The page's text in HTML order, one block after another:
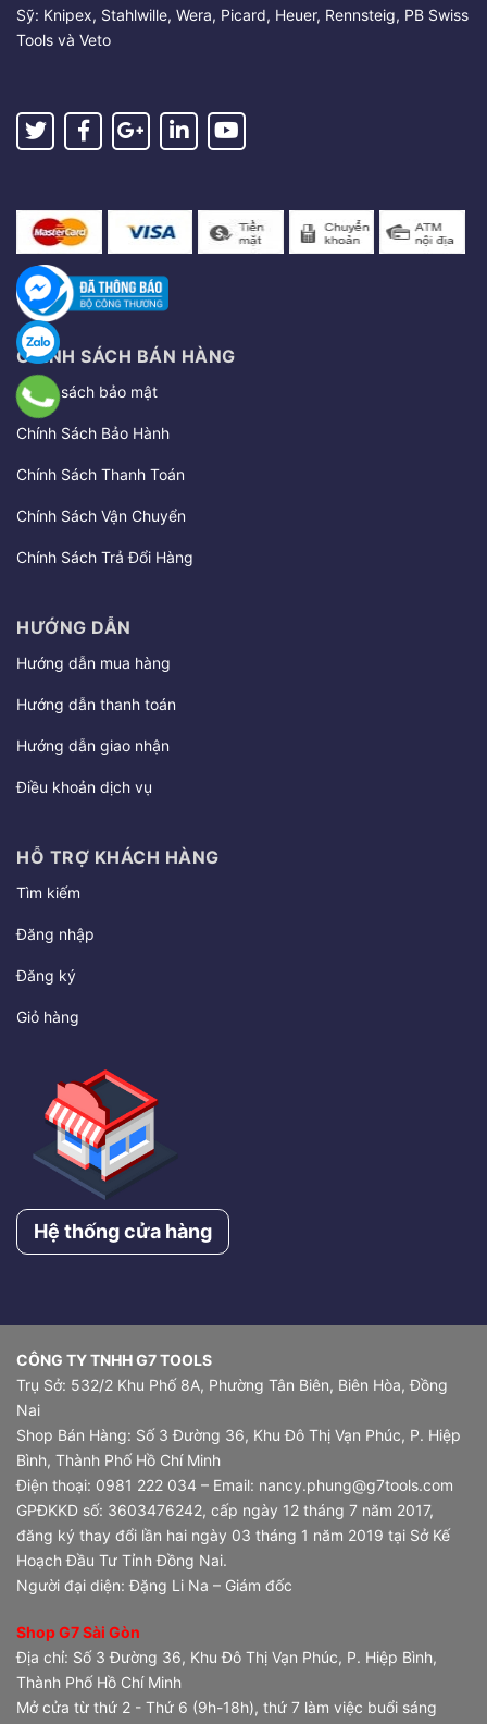
Sỹ: Knipex, Stahlwille, Wera, Picard, Heuer, Rennsteig, PB Swiss
Tools và Veto
CHÍNH SÁCH BÁN HÀNG
Chính sách bảo mật
Chính Sách Bảo Hành
Chính Sách Thanh Toán
Chính Sách Vận Chuyển
Chính Sách Trả Đổi Hàng
HƯỚNG DẪN
Hướng dẫn mua hàng
Hướng dẫn thanh toán
Hướng dẫn giao nhận
Điều khoản dịch vụ
HỖ TRỢ KHÁCH HÀNG
Tìm kiếm
Đăng nhập
Đăng ký
Giỏ hàng
Hệ thống cửa hàng
CÔNG TY TNHH G7 TOOLS
Trụ Sở: 532/2 Khu Phố 8A, Phường Tân Biên, Biên Hòa, Đồng
Nai
Shop Bán Hàng: Số 3 Đường 36, Khu Đô Thị Vạn Phúc, P. Hiệp
Bình, Thành Phố Hồ Chí Minh
Điện thoại: 0981 222 034 – Email: nancy.phung@g7tools.com
GPĐKKD số: 3603476242, cấp ngày 12 tháng 7 năm 2017,
đăng ký thay đổi lần hai ngày 03 tháng 1 năm 2019 tại Sở Kế
Hoạch Đầu Tư Tỉnh Đồng Nai.
Người đại diện: Đặng Li Na – Giám đốc
Shop G7 Sài Gòn
Địa chỉ: Số 3 Đường 36, Khu Đô Thị Vạn Phúc, P. Hiệp Bình,
Thành Phố Hồ Chí Minh
Mở cửa từ thứ 2 - Thứ 6 (9h-18h), thứ 7 làm việc buổi sáng